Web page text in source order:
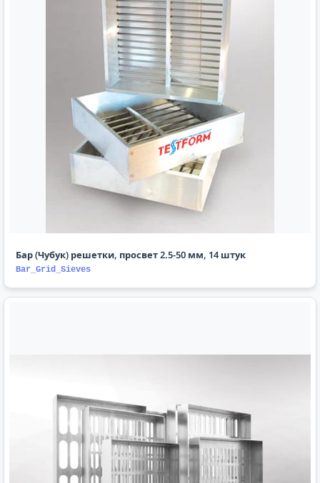
Бар (Чубук) решетки, просвет 2.5-50 мм, 14 штук
Bar_Grid_Sieves